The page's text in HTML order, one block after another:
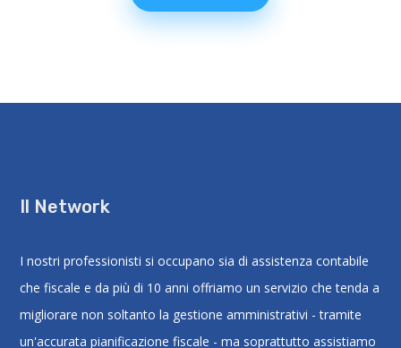
Il Network
I nostri professionisti si occupano sia di assistenza contabile
che fiscale e da più di 10 anni offriamo un servizio che tenda a
migliorare non soltanto la gestione amministrativi - tramite
un'accurata pianificazione fiscale - ma soprattutto assistiamo